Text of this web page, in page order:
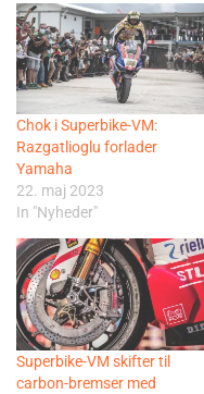
Chok i Superbike-VM:
Razgatlioglu forlader
Yamaha
22. maj 2023
In "Nyheder"
Superbike-VM skifter til
carbon-bremser med